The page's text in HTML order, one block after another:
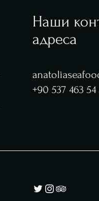
Наши
адреса
+90 537 463 54